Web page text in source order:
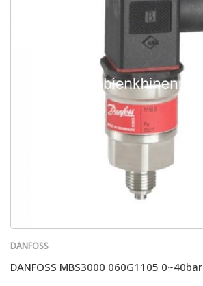
DANFOSS
DANFOSS MBS3000 060G1105 0~40bar